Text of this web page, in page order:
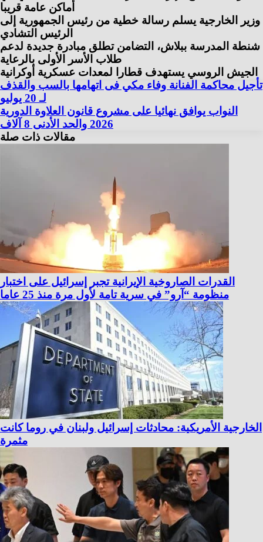
أماكن عامة قريبا
وزير الخارجية يسلم رسالة خطية من رئيس الجمهورية إلى
الرئيس التشادي
شنطة المدرسة ببلاش، التضامن تطلق مبادرة جديدة لدعم
طلاب الأسر الأولى بالرعاية
الجيش الروسي يستهدف قطارا لمعدات عسكرية أوكرانية
تأجيل محاكمة الفنانة وفاء مكي فى اتهامها بالسب والقذف
لـ 20 يوليو
النواب يوافق نهائيا على مشروع قانون العلاوة الدورية
2026 والحد الأدنى 8 آلاف
مقالات ذات صلة
القدرات الصاروخية الإيرانية تجبر إسرائيل على اختبار
منظومة “آرو” في سرية تامة لأول مرة منذ 25 عاما
الخارجية الأمريكية: محادثات إسرائيل ولبنان في روما كانت
مثمرة